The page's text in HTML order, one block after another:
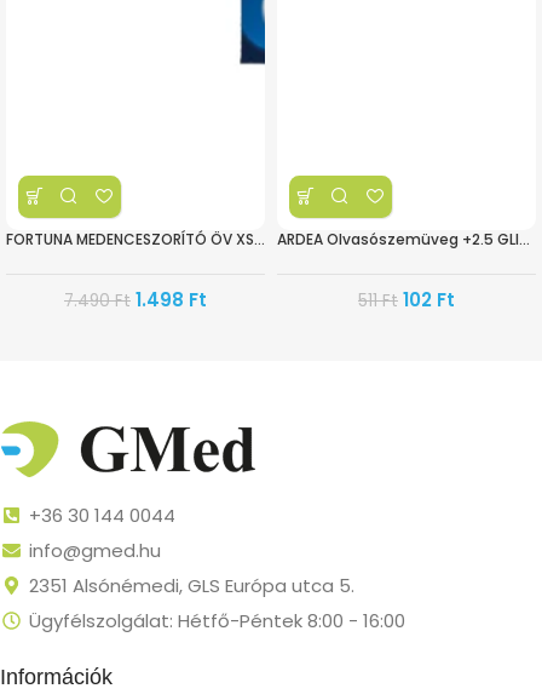
FORTUNA MEDENCESZORÍTÓ ÖV XS FT-578
7.490Ft 1.498 Ft
ARDEA Olvasószemüveg +2.5 GLINT
511Ft 102 Ft
+36 30 144 0044
info@gmed.hu
2351 Alsónémedi, GLS Európa utca 5.
Ügyfélszolgálat: Hétfő-Péntek 8:00 - 16:00
Információk